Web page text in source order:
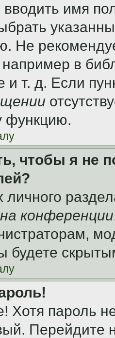
вводить имя
Не
в
и т. д. Если
функцию.
чтобы я не
личного
конференции
будете
Хотя пароль
Перейдите